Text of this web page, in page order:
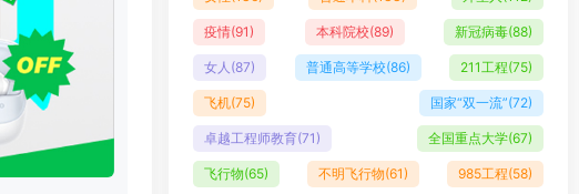
疫情(91) 本科院校(89) 新冠病毒(88)
女人 (87) 普通高等学校(86) 211工程(75)
飞机(75) 国家“双一流”(72)
卓越工程师教育(71) 全国重点大学(67)
飞行物(65) 不明飞行物(61) 985工程(58)